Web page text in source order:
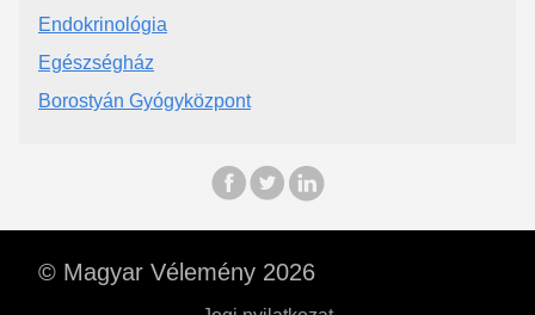
Endokrinológia
Egészségház
Borostyán Gyógyközpont
© Magyar Vélemény 2026